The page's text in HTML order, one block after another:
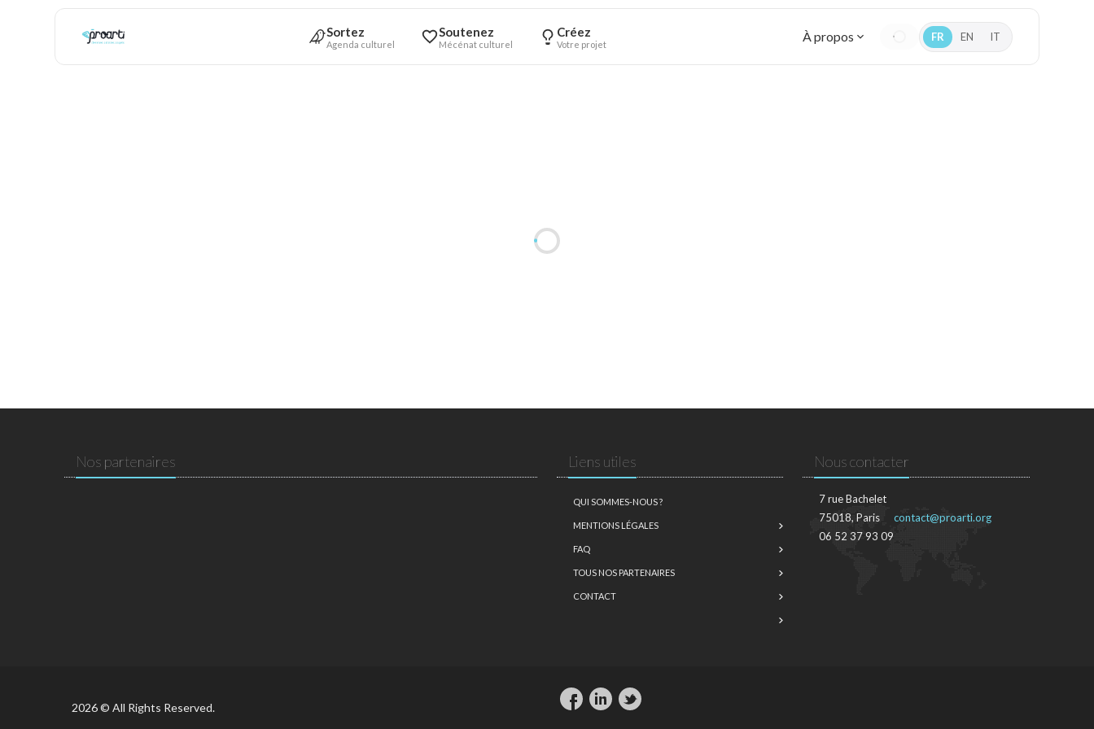
Sortez
Agenda culturel
Soutenez
Mécénat culturel
Créez
Votre projet À propos FR EN IT
Nos partenaires Liens utiles
QUI SOMMES-NOUS ?
MENTIONS LÉGALES
FAQ
TOUS NOS PARTENAIRES
CONTACT
Nous contacter
7 rue Bachelet
75018, Paris
06 52 37 93 09
contact@proarti.org
2026 © All Rights Reserved.